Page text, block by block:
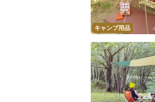
キャンプ用品